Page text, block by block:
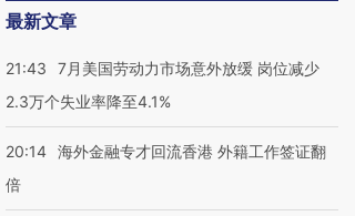
最新文章
21:43
7月美国劳动力市场意外放缓 岗位减少
2.3万个失业率降至4.1%
20:14 海外金融专才回流香港 外籍工作签证翻
倍